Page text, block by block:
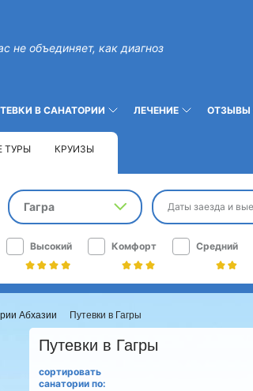
не объединяет, как диагноз
В САНАТОРИИ ЛЕЧЕНИЕ ОТЗЫВЫ
ТУРЫ КРУИЗЫ
Гагра Даты заезда и
Высокий Комфорт Средний
Абхазии Путевки в Гагры
Путевки в Гагры
сортировать
санатории по: